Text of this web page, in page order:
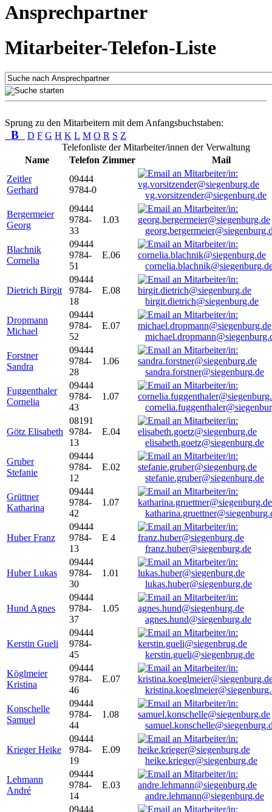
Ansprechpartner
Mitarbeiter-Telefon-Liste
Sprung zu den Mitarbeitern mit dem Anfangsbuchstaben:
B D F G H K L M O R S Z
Telefonliste der Mitarbeiter/innen der Verwaltung
Name
Telefon Zimmer
Mail
Zeitler
Gerhard
09444
9784-0
vg.vorsitzender@siegenburg.de
Bergermeier
Georg
09444
9784-
33
1.03
Blachnik
Cornelia
09444
9784-
51
E.06
Dietrich Birgit
09444
9784-
18
E.08
birgit.dietrich@siegenburg.de
Dropmann
Michael
09444
9784-
52
E.07
Forstner
Sandra
09444
9784-
28
1.06
sandra.forstner@siegenburg.de
Fuggenthaler
Cornelia
09444
9784-
43
1.07
Götz Elisabeth
08191
9784-
13
E.04
elisabeth.goetz@siegenburg.de
Gruber
Stefanie
09444
9784-
12
E.02
stefanie.gruber@siegenburg.de
Grüttner
Katharina
09444
9784-
42
1.07
Huber Franz
09444
9784-
13
E 4
franz.huber@siegenburg.de
Huber Lukas
09444
9784-
30
1.01
lukas.huber@siegenburg.de
Hund Agnes
09444
9784-
37
1.05
agnes.hund@siegenburg.de
Kerstin Gueli
09444
9784-
45
kerstin.gueli@siegenbrug.de
Köglmeier
Kristina
09444
9784-
46
E.07
Konschelle
Samuel
09444
9784-
44
1.08
Krieger Heike
09444
9784-
19
E.09
heike.krieger@siegenburg.de
Lehmann
André
09444
9784-
14
E.03
andre.lehmann@siegenburg.de
09444